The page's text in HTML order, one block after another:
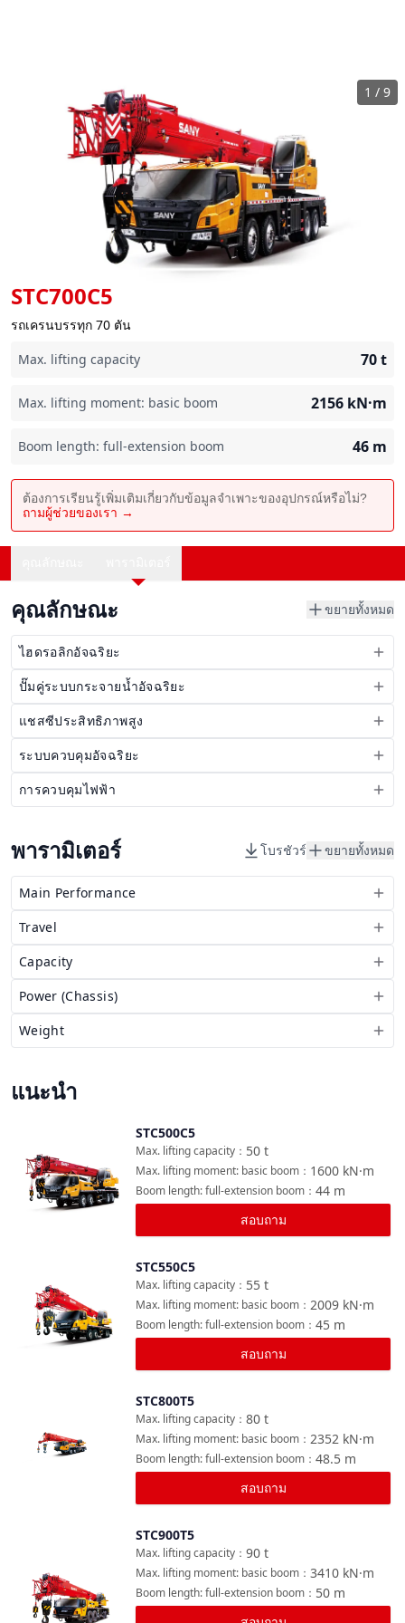
STC700C5
รถเครนบรรทุก 70 ตัน
Max. lifting capacity
70t
Max. lifting moment: basic boom 2156 kN·m
Boom length: full-extension boom 46 m
ต้องการเรียนรู้เพิ่มเติมเกี่ยวกับข้อมูลจำเพาะของอุปกรณ์หรือไม่?
ถามผู้ช่วยของเรา →
1 / 9
คุณลักษณะ ขยายทั้งหมด
ไฮดรอลิกอัจฉริยะ
ปั๊มคู่ระบบกระจายน้ำอัจฉริยะ
แชสซีประสิทธิภาพสูง
ระบบควบคุมอัจฉริยะ
การควบคุมไฟฟ้า
พารามิเตอร์ โบรชัวร์ ขยายทั้งหมด
Main Performance
Travel
Capacity
Power (Chassis)
Weight
แนะนำ
STC500C5
50 t
Max. lifting capacity ：
1600 kN·m
Max. lifting moment: basic boom ：
44 m
Boom length: full-extension boom ：
สอบถาม
STC550C5
55 t
Max. lifting capacity ：
2009 kN·m
Max. lifting moment: basic boom ：
45 m
Boom length: full-extension boom ：
สอบถาม
STC800T5
80 t
Max. lifting capacity ：
2352 kN·m
Max. lifting moment: basic boom ：
48.5 m
Boom length: full-extension boom ：
สอบถาม
STC900T5
90 t
Max. lifting capacity ：
3410 kN·m
Max. lifting moment: basic boom ：
50 m
Boom length: full-extension boom ：